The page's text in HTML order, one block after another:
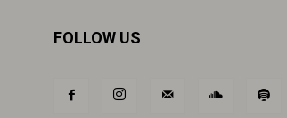
FOLLOW US